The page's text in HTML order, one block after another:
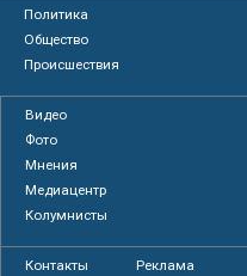
Политика
Общество
Происшествия
Видео
Фото
Мнения
Медиацентр
Колумнисты
Контакты Реклама